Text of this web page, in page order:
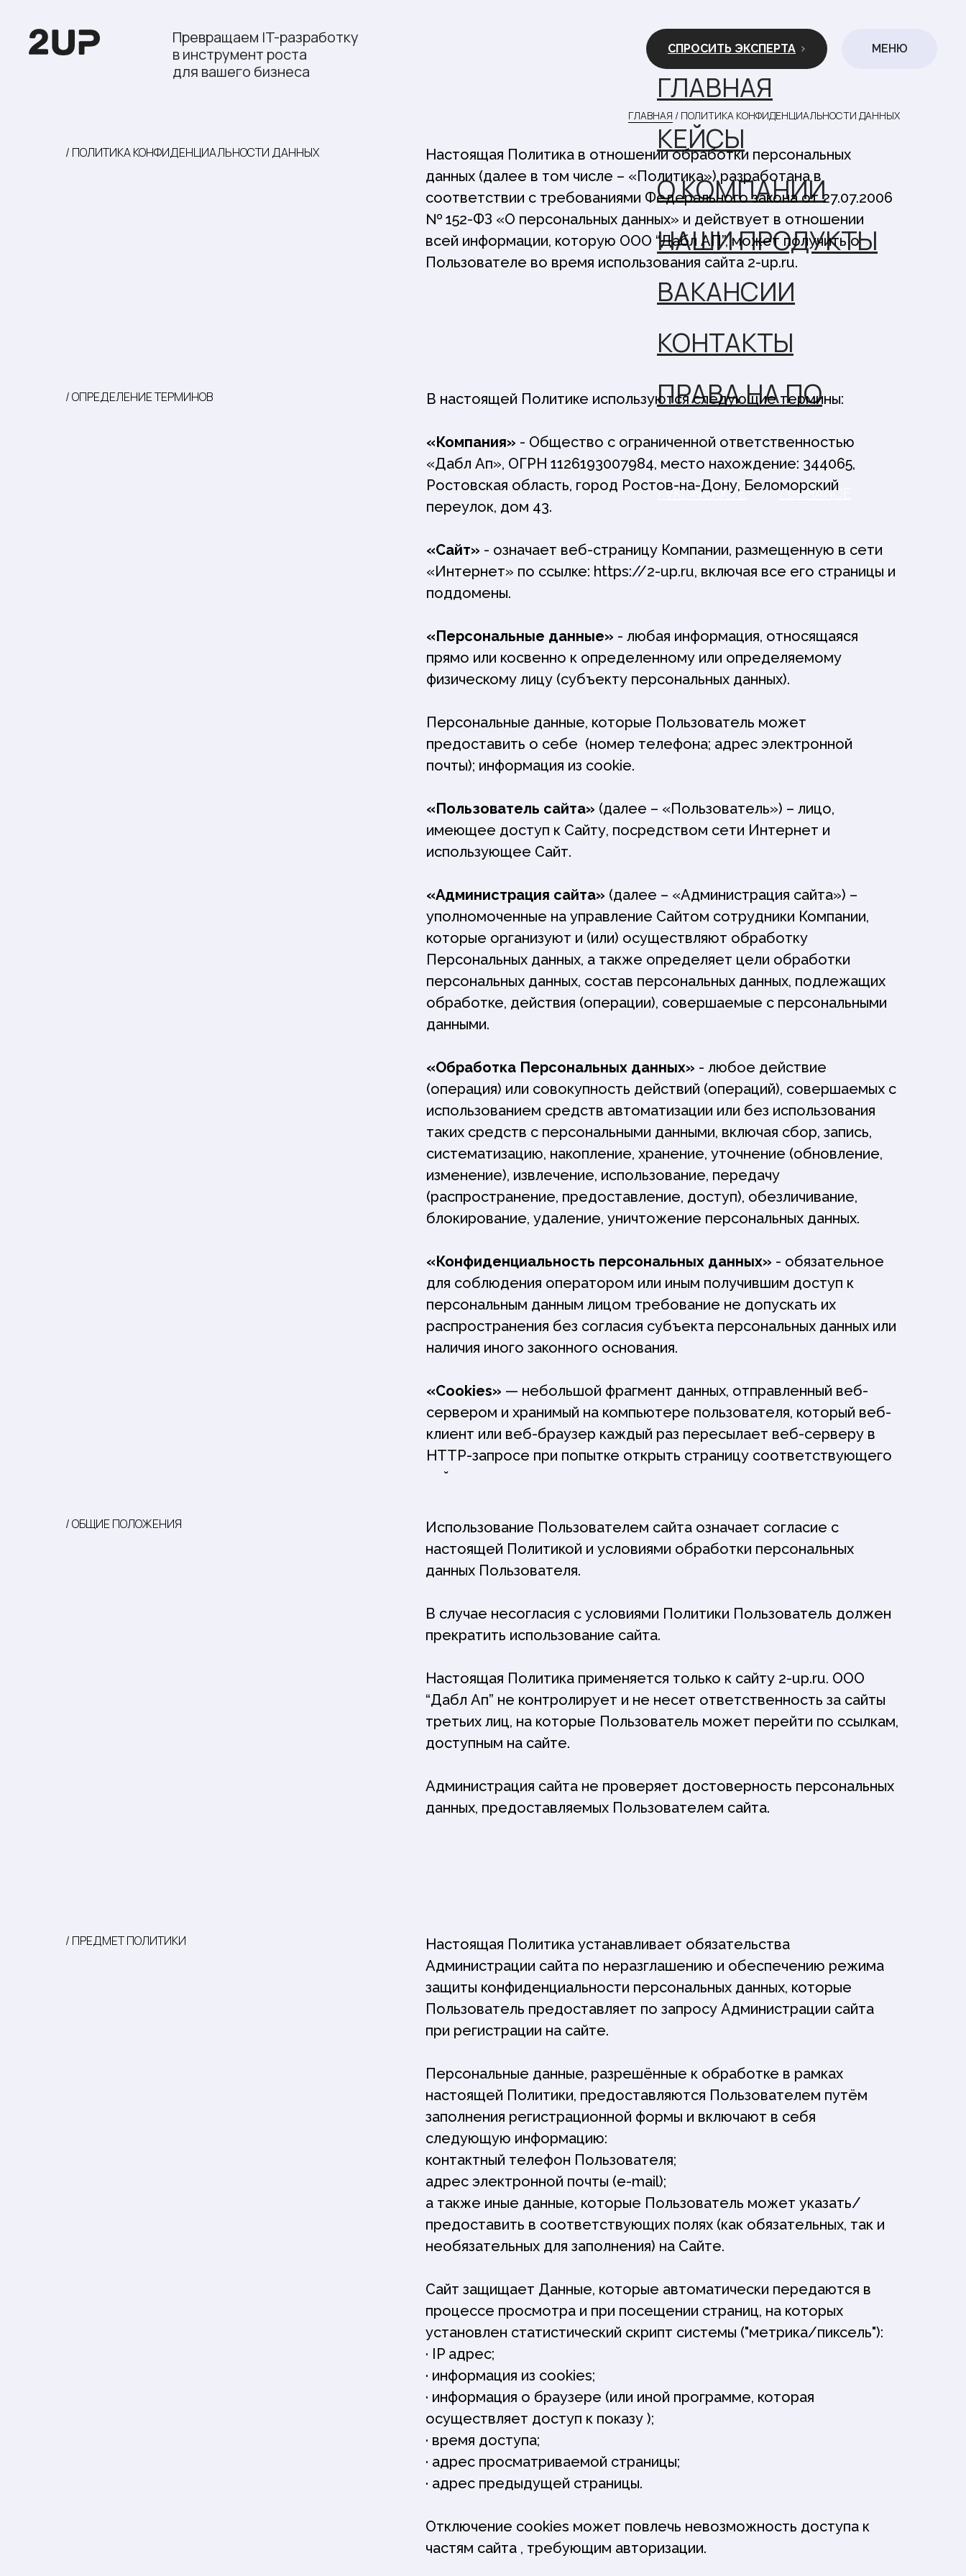
Превращаем IT-разработку
в инструмент роста
для вашего бизнеса
СПРОСИТЬ ЭКСПЕРТА
/ VKONTAKTE / BEHANCE
ГЛАВНАЯ
КЕЙСЫ
НАШИ ПРОДУКТЫ
О КОМПАНИИ
ВАКАНСИИ
КОНТАКТЫ
ПРАВА НА ПО
МЕНЮ
ГЛАВНАЯ / ПОЛИТИКА КОНФИДЕНЦИАЛЬНОСТИ ДАННЫХ
/ ПОЛИТИКА КОНФИДЕНЦИАЛЬНОСТИ ДАННЫХ
Настоящая Политика в отношении обработки персональных
данных (далее в том числе – «Политика») разработана в
соответствии с требованиями Федерального закона от 27.07.2006
№ 152-ФЗ «О персональных данных» и действует в отношении
всей информации, которую ООО “Дабл АП”, может получить о
Пользователе во время использования сайта 2-up.ru.
/ ОПРЕДЕЛЕНИЕ ТЕРМИНОВ В настоящей Политике используются следующие термины:
«Компания» - Общество с ограниченной ответственностью
«Дабл Ап», ОГРН 1126193007984, место нахождение: 344065,
Ростовская область, город Ростов-на-Дону, Беломорский
переулок, дом 43.
«Сайт» - означает веб-страницу Компании, размещенную в сети
«Интернет» по ссылке: https://2-up.ru, включая все его страницы и
поддомены.
«Персональные данные» - любая информация, относящаяся
прямо или косвенно к определенному или определяемому
физическому лицу (субъекту персональных данных).
Персональные данные, которые Пользователь может
предоставить о себе (номер телефона; адрес электронной
почты); информация из cookie.
«Пользователь сайта» (далее – «Пользователь») – лицо,
имеющее доступ к Сайту, посредством сети Интернет и
использующее Сайт.
«Администрация сайта» (далее – «Администрация сайта») –
уполномоченные на управление Сайтом сотрудники Компании,
которые организуют и (или) осуществляют обработку
Персональных данных, а также определяет цели обработки
персональных данных, состав персональных данных, подлежащих
обработке, действия (операции), совершаемые с персональными
данными.
«Обработка Персональных данных» - любое действие
(операция) или совокупность действий (операций), совершаемых с
использованием средств автоматизации или без использования
таких средств с персональными данными, включая сбор, запись,
систематизацию, накопление, хранение, уточнение (обновление,
изменение), извлечение, использование, передачу
(распространение, предоставление, доступ), обезличивание,
блокирование, удаление, уничтожение персональных данных.
«Конфиденциальность персональных данных» - обязательное
для соблюдения оператором или иным получившим доступ к
персональным данным лицом требование не допускать их
распространения без согласия субъекта персональных данных или
наличия иного законного основания.
«Cookies» — небольшой фрагмент данных, отправленный веб-
сервером и хранимый на компьютере пользователя, который веб-
клиент или веб-браузер каждый раз пересылает веб-серверу в
HTTP-запросе при попытке открыть страницу соответствующего
сайта.
/ ОБЩИЕ ПОЛОЖЕНИЯ
Использование Пользователем сайта означает согласие с
настоящей Политикой и условиями обработки персональных
данных Пользователя.
В случае несогласия с условиями Политики Пользователь должен
прекратить использование сайта.
Настоящая Политика применяется только к сайту 2-up.ru. ООО
“Дабл Ап” не контролирует и не несет ответственность за сайты
третьих лиц, на которые Пользователь может перейти по ссылкам,
доступным на сайте.
Администрация сайта не проверяет достоверность персональных
данных, предоставляемых Пользователем сайта.
/ ПРЕДМЕТ ПОЛИТИКИ
Настоящая Политика устанавливает обязательства
Администрации сайта по неразглашению и обеспечению режима
защиты конфиденциальности персональных данных, которые
Пользователь предоставляет по запросу Администрации сайта
при регистрации на сайте.
Персональные данные, разрешённые к обработке в рамках
настоящей Политики, предоставляются Пользователем путём
заполнения регистрационной формы и включают в себя
следующую информацию:
контактный телефон Пользователя;
адрес электронной почты (e-mail);
а также иные данные, которые Пользователь может указать/
предоставить в соответствующих полях (как обязательных, так и
необязательных для заполнения) на Сайте.
Сайт защищает Данные, которые автоматически передаются в
процессе просмотра и при посещении страниц, на которых
установлен статистический скрипт системы ("метрика/пиксель"):
· IP адрес;
· информация из cookies;
· информация о браузере (или иной программе, которая
осуществляет доступ к показу );
· время доступа;
· адрес просматриваемой страницы;
· адрес предыдущей страницы.
Отключение cookies может повлечь невозможность доступа к
частям сайта , требующим авторизации.